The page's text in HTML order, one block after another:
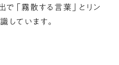
で「霧散する言葉」とリン
しています。